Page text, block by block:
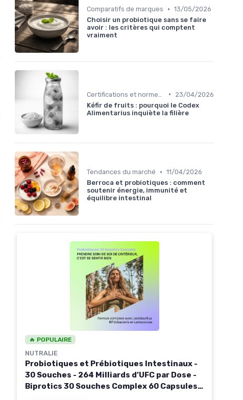
Comparatifs de marques • 13/05/2026
Choisir un probiotique sans se faire
avoir : les critères qui comptent
vraiment
•
23/04/2026
Kéfir de fruits : pourquoi le Codex
Alimentarius inquiète la filière
Tendances du marché • 11/04/2026
Berroca et probiotiques : comment
soutenir énergie, immunité et
équilibre intestinal
🔥 POPULAIRE
NUTRALIE
Probiotiques et Prébiotiques Intestinaux -
30 Souches - 264 Milliards d’UFC par Dose -
Biprotics 30 Souches Complex 60 Capsules